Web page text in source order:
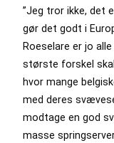
”Jeg tror ikke, det
gør det godt i
Roeselare er jo
største forskel
hvor mange
med deres
modtage en god
masse